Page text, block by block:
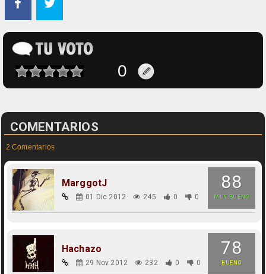
COMENTARIOS
2 Comentarios
88
MUY BUENO
MarggotJ
01 Dic 2012 245 0 0
78
BUENO
Hachazo
29 Nov 2012 232 0 0